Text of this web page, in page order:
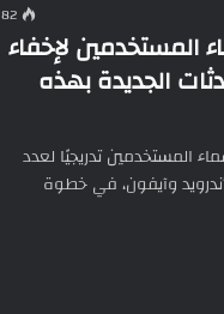
82
المستخدمين لإخفاء
الجديدة بهذه
المستخدمين تدريجيًا لعدد
وآيفون، في خطوة